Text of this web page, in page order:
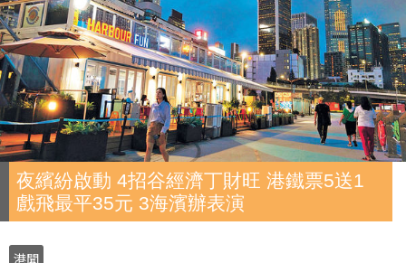
夜繽紛啟動 4招谷經濟丁財旺 港鐵票5送1
戲飛最平35元 3海濱辦表演
港聞